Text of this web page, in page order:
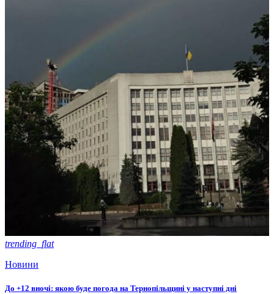
trending_flat
Новини
До +12 вночі: якою буде погода на Тернопільщині у наступні дні